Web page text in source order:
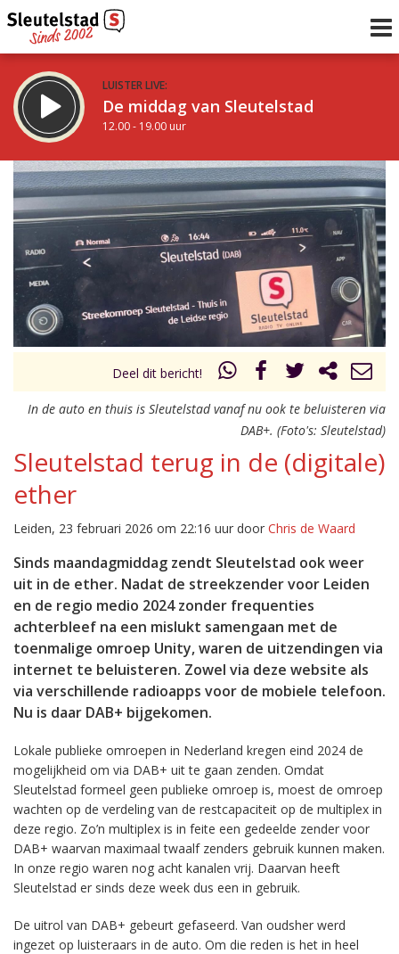
LUISTER LIVE:
De middag van Sleutelstad
12.00 - 19.00 uur
STRAKS:
De avond van Sleutelstad
19.00 - 22.00 uur
Vorig uur
uur 1 van 0 Volgend uur
Deel dit bericht!
In de auto en thuis is Sleutelstad vanaf nu ook te beluisteren via
DAB+. (Foto's: Sleutelstad)
Sleutelstad terug in de (digitale)
ether
Leiden, 23 februari 2026 om 22:16 uur door Chris de Waard
Sinds maandagmiddag zendt Sleutelstad ook weer
uit in de ether. Nadat de streekzender voor Leiden
en de regio medio 2024 zonder frequenties
achterbleef na een mislukt samengaan met de
toenmalige omroep Unity, waren de uitzendingen via
internet te beluisteren. Zowel via deze website als
via verschillende radioapps voor de mobiele telefoon.
Nu is daar DAB+ bijgekomen.
Lokale publieke omroepen in Nederland kregen eind 2024 de
mogelijkheid om via DAB+ uit te gaan zenden. Omdat
Sleutelstad formeel geen publieke omroep is, moest de omroep
wachten op de verdeling van de restcapaciteit op de multiplex in
deze regio. Zo’n multiplex is in feite een gedeelde zender voor
DAB+ waarvan maximaal twaalf zenders gebruik kunnen maken.
In onze regio waren nog acht kanalen vrij. Daarvan heeft
Sleutelstad er sinds deze week dus een in gebruik.
De uitrol van DAB+ gebeurt gefaseerd. Van oudsher werd
ingezet op luisteraars in de auto. Om die reden is het in heel